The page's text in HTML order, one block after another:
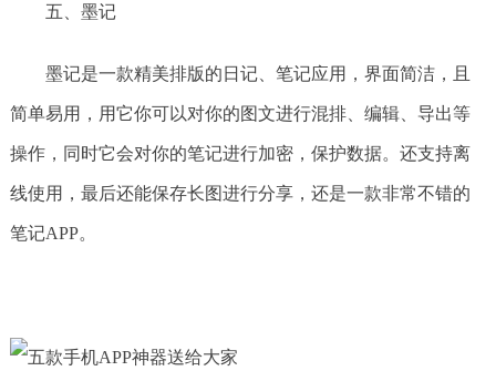
五、墨记
墨记是一款精美排版的日记、笔记应用，界面简洁，且
简单易用，用它你可以对你的图文进行混排、编辑、导出等
操作，同时它会对你的笔记进行加密，保护数据。还支持离
线使用，最后还能保存长图进行分享，还是一款非常不错的
笔记APP。